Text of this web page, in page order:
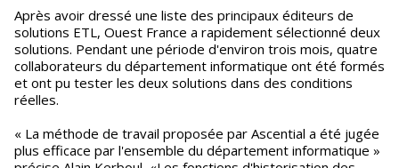
Après avoir dressé une liste des principaux éditeurs de
solutions ETL, Ouest France a rapidement sélectionné deux
solutions. Pendant une période d'environ trois mois, quatre
collaborateurs du département informatique ont été formés
et ont pu tester les deux solutions dans des conditions
réelles.
« La méthode de travail proposée par Ascential a été jugée
plus efficace par l'ensemble du département informatique »